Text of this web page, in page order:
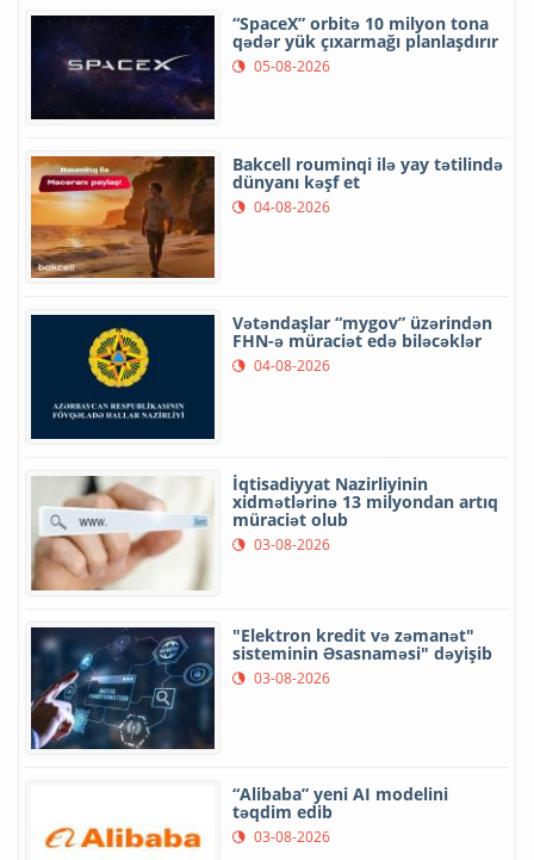
“SpaceX” orbitə 10 milyon tona
qədər yük çıxarmağı planlaşdırır
05-08-2026
Bakcell rouminqi ilə yay tətilində
dünyanı kəşf et
04-08-2026
Vətəndaşlar “mygov” üzərindən
FHN-ə müraciət edə biləcəklər
04-08-2026
İqtisadiyyat Nazirliyinin
xidmətlərinə 13 milyondan artıq
müraciət olub
03-08-2026
"Elektron kredit və zəmanət"
sisteminin Əsasnaməsi" dəyişib
03-08-2026
“Alibaba” yeni AI modelini
təqdim edib
03-08-2026